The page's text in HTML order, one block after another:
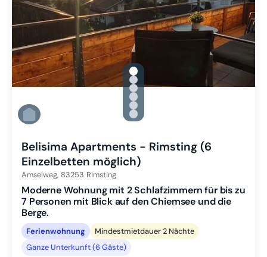
gallery.slide_selector
Zu Slide 1 wechseln
Zu Slide 2 wechseln
Zu Slide 3 wechseln
Zu Slide 4 wechseln
Zu Slide 5 wechseln
Zu Slide 6 wechseln
Belisima Apartments - Rimsting (6
Einzelbetten möglich)
Amselweg, 83253 Rimsting
Moderne Wohnung mit 2 Schlafzimmern für bis zu
7 Personen mit Blick auf den Chiemsee und die
Berge.
Ferienwohnung
Mindestmietdauer 2 Nächte
Ganze Unterkunft (6 Gäste)